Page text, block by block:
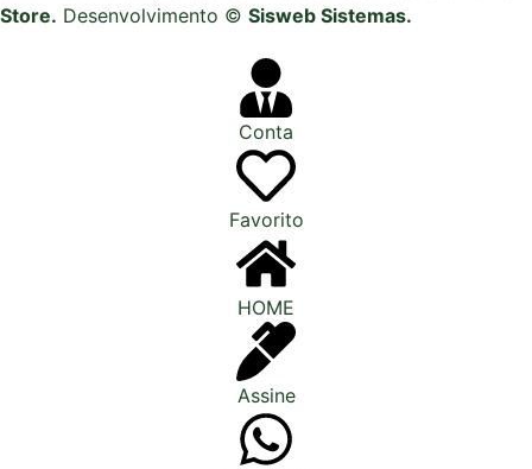
Store. Desenvolvimento © Sisweb Sistemas.
Conta
Favorito
HOME
Assine